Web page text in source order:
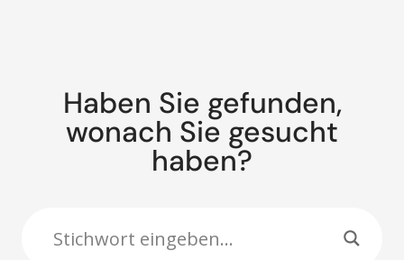
Haben Sie gefunden,
wonach Sie gesucht
haben?